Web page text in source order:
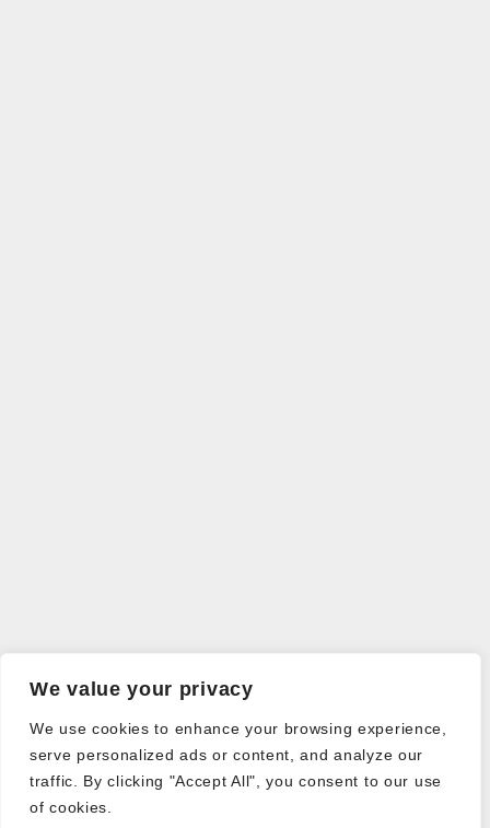
We value your privacy
We use cookies to enhance your browsing experience,
serve personalized ads or content, and analyze our
traffic. By clicking "Accept All", you consent to our use
of cookies.